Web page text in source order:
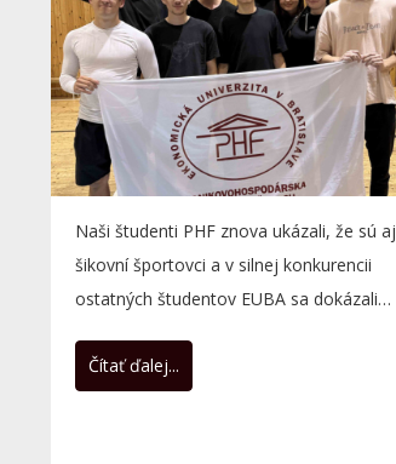
Naši študenti PHF znova ukázali, že sú aj
šikovní športovci a v silnej konkurencii
ostatných študentov EUBA sa dokázali
Čítať ďalej...